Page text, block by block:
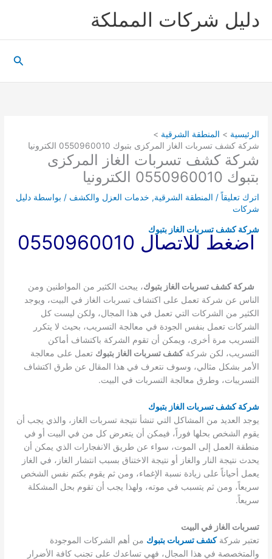
دليل شركات المملكة
الرئيسية
المنطقة الشرقية
شركة كشف تسربات الغاز المركزى بتبوك 0550960010 الكترونيا
شركة كشف تسربات الغاز المركزى
بتبوك 0550960010 الكترونيا
اترك تعليقاً / المنطقة الشرقية, خدمات العزل والكشف / بواسطة دليل
شركات
شركة كشف تسربات الغاز بتبوك
اضغط للاتصال 0550960010
شركة كشف تسربات الغاز بتبوك، يبحث الكثير من المواطنين ومن
الناس عن شركة تعمل على اكتشاف تسربات الغاز في البيت، ويوجد
الكثير من الشركات التي تعمل في هذا المجال، ولكن ليست كل
الشركات تعمل بنفس الجودة في معالجة التسريب، بحيث لا يتكرر
التسريب مرة أخرى، ويمكن أن تقوم الشركة باكتشاف أماكن
التسريب، لكن شركةكشف تسربات الغاز بتبوك تعمل على معالجة
الأمر بشكل مثالي، وسوف نتعرف في هذا المقال عن طرق اكتشاف
التسريبات، وطرق معالجة التسربات في البيت.
شركة كشف تسربات الغاز بتبوك
يوجد العديد من المشاكل التي تنشأ نتيجة تسربات الغاز، والذي يجب أن
يقوم الشخص بحلها فوراً، فيمكن أن يتعرض كل من في البيت أو في
منطقة العمل إلى الموت، سواء عن طريق الانفجارات الذي يمكن أن
يحدث نتيجة النار والغاز أو نتيجة الاختناق بسبب انتشار الغاز، في الغاز
يعمل أحياناً على زيادة نسبة الإغماء، ومن ثم يقوم بكتم نفس الشخص
سريعاً، ومن ثم يتسبب في موته، ولهذا يجب أن تقوم بحل المشكلة
سريعاً.
تسربات الغاز في البيت
تعتبر شركةكشف تسربات بتبوك من أهم الشركات الموجودة
والمتخصصة في هذا المجال، فهي تساعدك على تجنب كافة الأضرار